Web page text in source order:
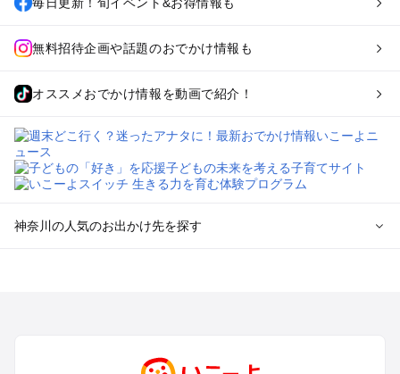
毎日更新！旬イベント&お得情報も
無料招待企画や話題のおでかけ情報も
オススメおでかけ情報を動画で紹介！
神奈川の人気のお出かけ先を探す
小田原・熱海・湯河原・真鶴のプールお出かけ